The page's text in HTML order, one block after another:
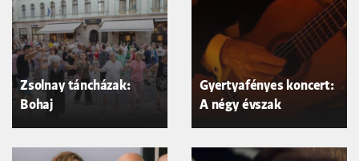
Zsolnay táncházak:
Bohaj
Gyertyafényes koncert:
A négy évszak